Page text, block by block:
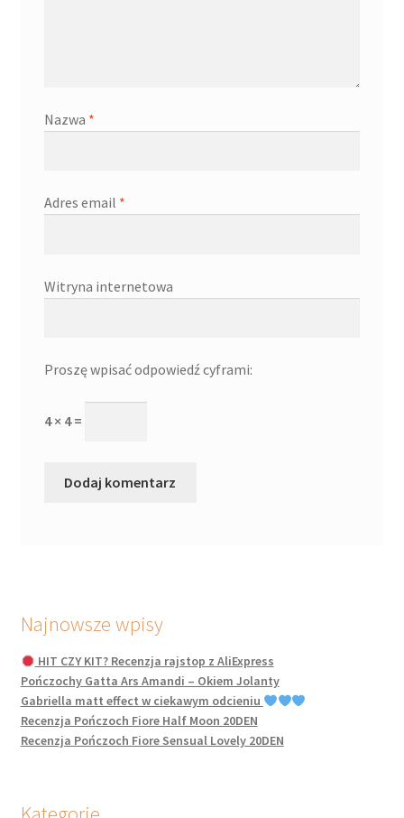
Nazwa *
Adres email *
Witryna internetowa
Proszę wpisać odpowiedź cyframi:
4 × 4 =
Najnowsze wpisy
HIT CZY KIT? Recenzja rajstop z AliExpress
Pończochy Gatta Ars Amandi – Okiem Jolanty
Gabriella matt effect w ciekawym odcieniu
Recenzja Pończoch Fiore Half Moon 20DEN
Recenzja Pończoch Fiore Sensual Lovely 20DEN